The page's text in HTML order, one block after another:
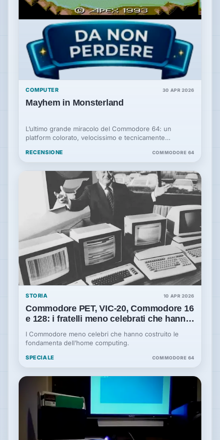
COMPUTER 30 APR 2026
Mayhem in Monsterland
L’ultimo grande miracolo del Commodore 64: un
platform colorato, velocissimo e tecnicamente
sembrava ormai fuori tempo massimo.
RECENSIONE COMMODORE 64
STORIA 10 APR 2026
Commodore PET, VIC-20, Commodore 16
e 128: i fratelli meno celebrati che hanno
I Commodore meno celebri che hanno costruito le
fondamenta dell’home computing.
SPECIALE COMMODORE 64